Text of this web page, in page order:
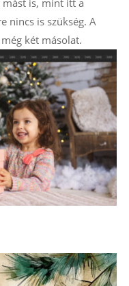
nincs is szükség. A
két másolat.